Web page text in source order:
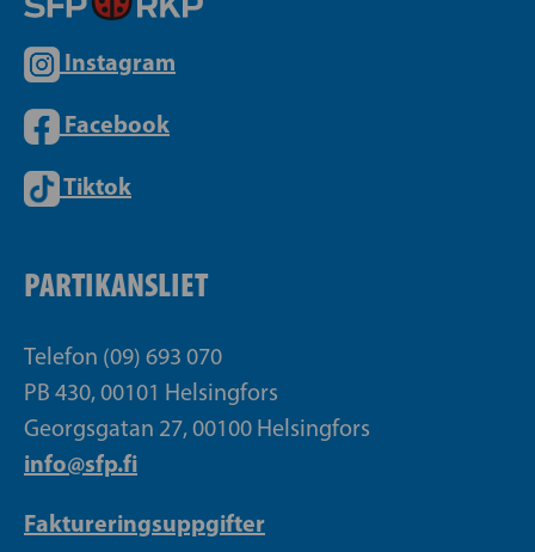
Instagram
Facebook
Tiktok
PARTIKANSLIET
Telefon (09) 693 070
PB 430, 00101 Helsingfors
Georgsgatan 27, 00100 Helsingfors
info@sfp.fi
Faktureringsuppgifter